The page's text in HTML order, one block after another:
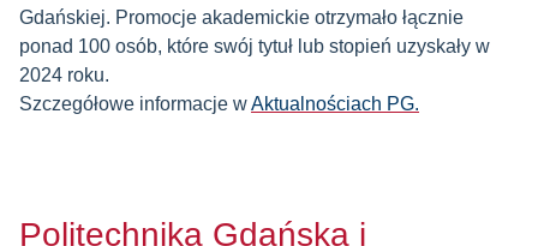
Gdańskiej. Promocje akademickie otrzymało łącznie
ponad 100 osób, które swój tytuł lub stopień uzyskały w
2024 roku.
Szczegółowe informacje wAktualnościach PG.
Politechnika Gdańska i